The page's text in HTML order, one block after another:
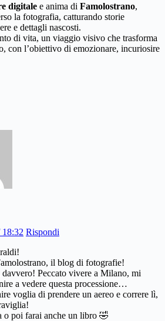
digitale e anima di Famolostrano,
la fotografia, catturando storie
e dettagli nascosti.
di vita, un viaggio visivo che trasforma
con l’obiettivo di emozionare, incuriosire
18:32 Rispondi
il blog di fotografie!
Peccato vivere a Milano, mi
a vedere questa processione…
voglia di prendere un aereo e correre lì,
o poi farai anche un libro 🤣